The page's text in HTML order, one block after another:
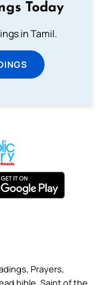
Today
in Tamil.
Prayers,
bible, Saint of the